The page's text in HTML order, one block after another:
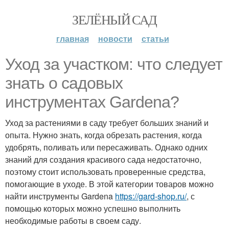
ЗЕЛЁНЫЙ САД
главная новости статьи
Уход за участком: что следует
знать о садовых
инструментах Gardena?
Уход за растениями в саду требует больших знаний и
опыта. Нужно знать, когда обрезать растения, когда
удобрять, поливать или пересаживать. Однако одних
знаний для создания красивого сада недостаточно,
поэтому стоит использовать проверенные средства,
помогающие в уходе. В этой категории товаров можно
найти инструменты Gardena https://gard-shop.ru/, с
помощью которых можно успешно выполнить
необходимые работы в своем саду.